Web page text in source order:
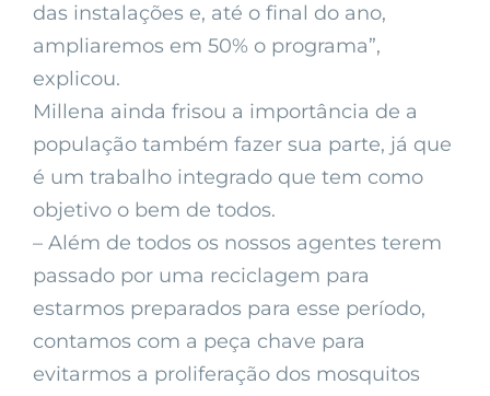
das instalações e, até o final do ano,
ampliaremos em 50% o programa”,
explicou.
Millena ainda frisou a importância de a
população também fazer sua parte, já que
é um trabalho integrado que tem como
objetivo o bem de todos.
– Além de todos os nossos agentes terem
passado por uma reciclagem para
estarmos preparados para esse período,
contamos com a peça chave para
evitarmos a proliferação dos mosquitos